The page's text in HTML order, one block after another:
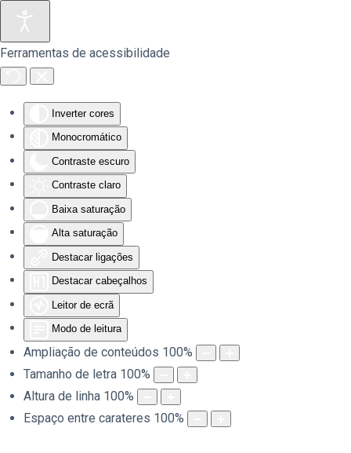
Ferramentas de acessibilidade
Inverter cores
Monocromático
Contraste escuro
Contraste claro
Baixa saturação
Alta saturação
Destacar ligações
Destacar cabeçalhos
Leitor de ecrã
Modo de leitura
Ampliação de conteúdos 100%
Tamanho de letra 100%
Altura de linha 100%
Espaço entre carateres 100%
Saltar para o conteúdo principal